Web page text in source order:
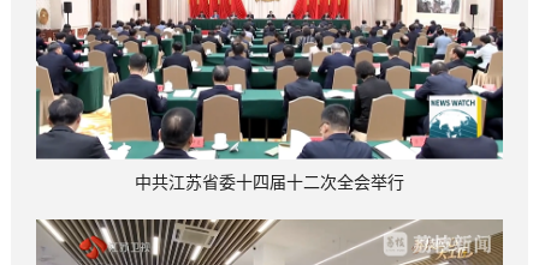
中共江苏省委十四届十二次全会举行